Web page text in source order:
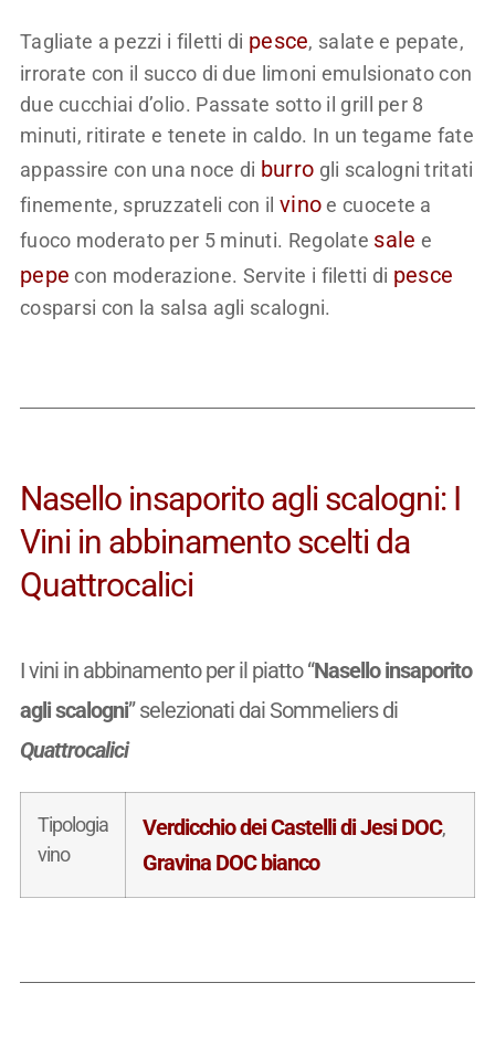
Tagliate a pezzi i filetti di pesce, salate e pepate,
irrorate con il succo di due limoni emulsionato con
due cucchiai d’olio. Passate sotto il grill per 8
minuti, ritirate e tenete in caldo. In un tegame fate
appassire con una noce di burro gli scalogni tritati
finemente, spruzzateli con il vinoe cuocete a
fuoco moderato per 5 minuti. Regolate sale e
pepe con moderazione. Servite i filetti di pesce
cosparsi con la salsa agli scalogni.
Nasello insaporito agli scalogni: I
Vini in abbinamento scelti da
Quattrocalici
I vini in abbinamento per il piatto “Nasello insaporito
agli scalogni” selezionati dai Sommeliers di
Quattrocalici
Tipologia
vino
Verdicchio dei Castelli di Jesi DOC,
Gravina DOC bianco